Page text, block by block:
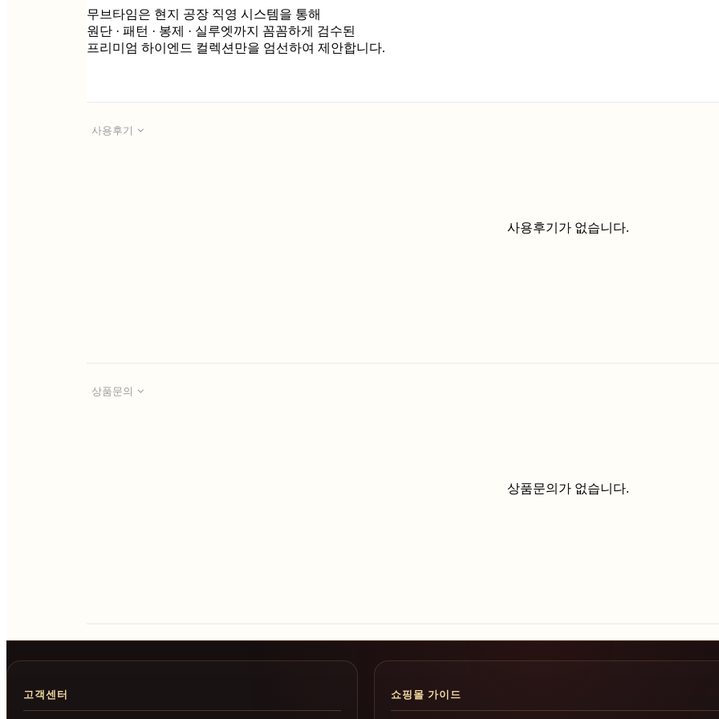
무브타임은 현지 공장 직영 시스템을 통해
원단 · 패턴 · 봉제 · 실루엣까지 꼼꼼하게 검수된
프리미엄 하이엔드 컬렉션만을 엄선하여 제안합니다.
사용후기
사용후기가 없습니다.
상품문의
상품문의가 없습니다.
고객센터 쇼핑몰 가이드